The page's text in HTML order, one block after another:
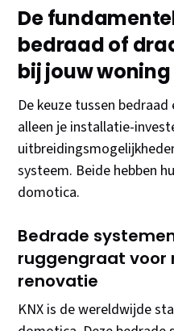
De
bedraad of
bij jouw
De keuze tussen
alleen je installatie-
systeem. Beide hebben
domotica.
Bedrade
ruggengraat voor
renovatie
KNX is de wereldwijde